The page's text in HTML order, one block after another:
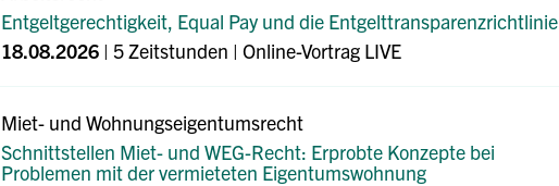
Entgeltgerechtigkeit, Equal Pay und die Entgelttransparenzrichtlinie
18.08.2026 | 5 Zeitstunden | Online-Vortrag LIVE
Miet- und Wohnungseigentumsrecht
Schnittstellen Miet- und WEG-Recht: Erprobte Konzepte bei
Problemen mit der vermieteten Eigentumswohnung